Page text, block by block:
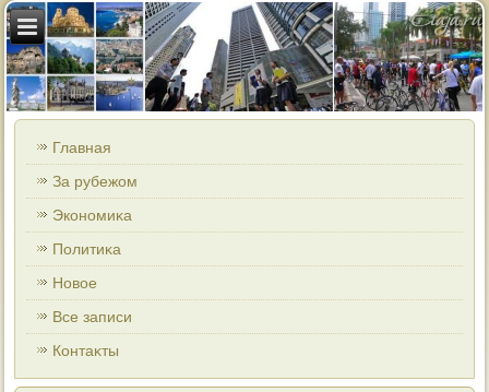
Главная
За рубежом
Экономиκа
Политиκа
Новοе
Все записи
Контаκты